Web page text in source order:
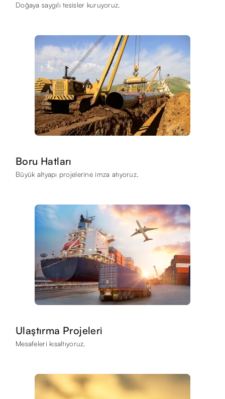
Doğaya saygılı tesisler kuruyoruz.
Boru Hatları
Büyük altyapı projelerine imza atıyoruz.
Ulaştırma Projeleri
Mesafeleri kısaltıyoruz.